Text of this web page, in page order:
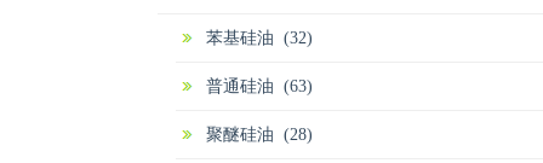
苯基硅油 (32)
普通硅油 (63)
聚醚硅油 (28)